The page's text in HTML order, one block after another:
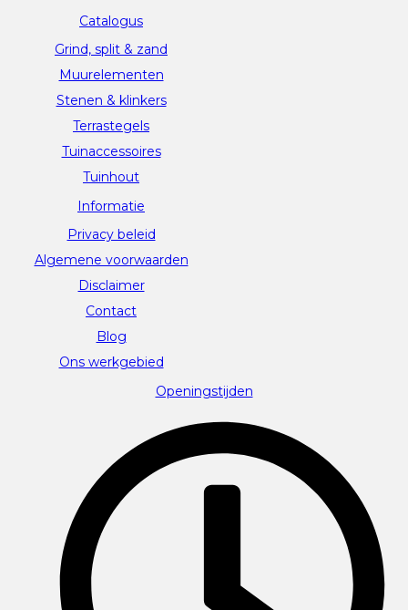
Catalogus
Grind, split & zand
Muurelementen
Stenen & klinkers
Terrastegels
Tuinaccessoires
Tuinhout
Informatie
Privacy beleid
Algemene voorwaarden
Disclaimer
Contact
Blog
Ons werkgebied
Openingstijden